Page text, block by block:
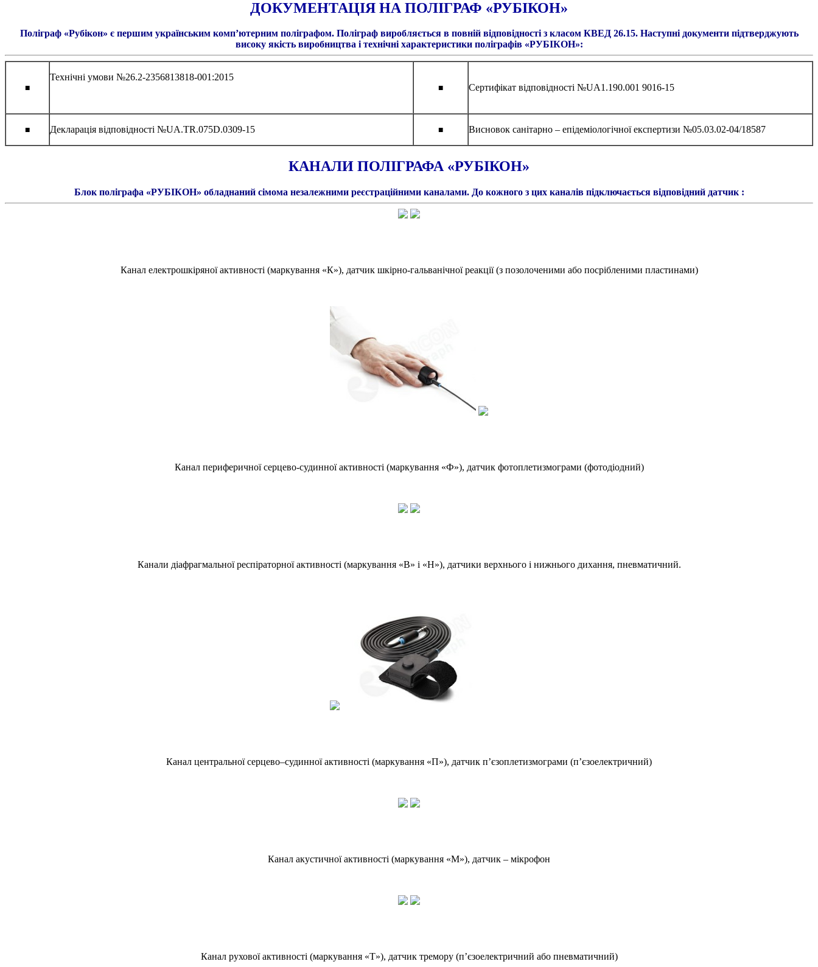
ДОКУМЕНТАЦІЯ НА ПОЛІГРАФ «РУБІКОН»
Поліграф «Рубікон» є першим українським комп’ютерним поліграфом. Поліграф виробляється в повній відповідності з класом КВЕД 26.15. Наступні документи підтверджують
високу якість виробництва і технічні характеристики поліграфів «РУБІКОН»:
■
Технічні умови №26.2-2356813818-001:2015
■ Сертифікат відповідності №UA1.190.001 9016-15
■ Декларація відповідності №UA.TR.075D.0309-15 ■ Висновок санітарно – епідеміологічної експертизи №05.03.02-04/18587
КАНАЛИ ПОЛІГРАФА «РУБІКОН»
Блок поліграфа «РУБІКОН» обладнаний сімома незалежними реєстраційними каналами. До кожного з цих каналів підключається відповідний датчик :
Канал електрошкіряної активності (маркування «К»), датчик шкірно-гальванічної реакції (з позолоченими або посрібленими пластинами)
Канал периферичної серцево-судинної активності (маркування «Ф»), датчик фотоплетизмограми (фотодіодний)
Канали діафрагмальної респіраторної активності (маркування «В» і «Н»), датчики верхнього і нижнього дихання, пневматичний.
Канал центральної серцево–судинної активності (маркування «П»), датчик п’єзоплетизмограми (п’єзоелектричний)
Канал акустичної активності (маркування «М»), датчик – мікрофон
Канал рухової активності (маркування «Т»), датчик тремору (п’єзоелектричний або пневматичний)